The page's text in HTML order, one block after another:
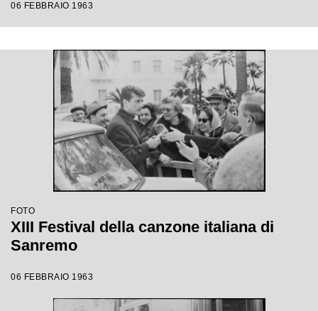
06 FEBBRAIO 1963
FOTO
XIII Festival della canzone italiana di
Sanremo
06 FEBBRAIO 1963